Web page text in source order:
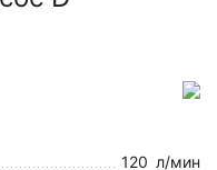
120 л/мин